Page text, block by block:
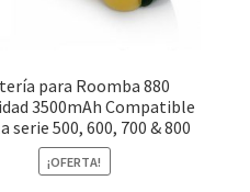
para Roomba 880
3500mAh Compatible
serie 500, 600, 700 & 800
¡OFERTA!